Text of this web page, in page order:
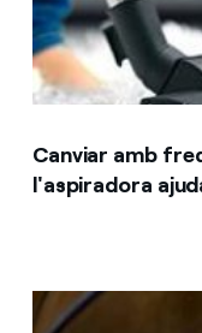
Canviar amb
l'aspiradora